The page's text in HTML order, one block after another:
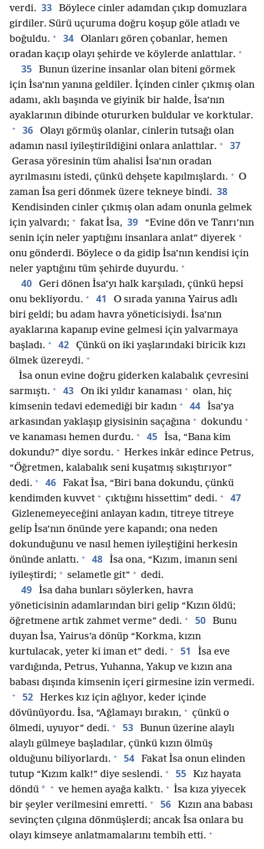
verdi. 33
Böylece cinler adamdan çıkıp domuzlara
girdiler. Sürü uçuruma doğru koşup göle atladı ve
boğuldu. + 34
Olanları gören çobanlar, hemen
oradan kaçıp olayı şehirde ve köylerde anlattılar. +
35
Bunun üzerine insanlar olan biteni görmek
için İsa’nın yanına geldiler. İçinden cinler çıkmış olan
adamı, aklı başında ve giyinik bir halde, İsa’nın
ayaklarının dibinde otururken buldular ve korktular.
+ 36
Olayı görmüş olanlar, cinlerin tutsağı olan
adamın nasıl iyileştirildiğini onlara anlattılar. + 37
Gerasa yöresinin tüm ahalisi İsa’nın oradan
ayrılmasını istedi, çünkü dehşete kapılmışlardı. + O
zaman İsa geri dönmek üzere tekneye bindi. 38
Kendisinden cinler çıkmış olan adam onunla gelmek
için yalvardı; + fakat İsa, 39
“Evine dön ve Tanrı’nın
senin için neler yaptığını insanlara anlat” diyerek +
onu gönderdi. Böylece o da gidip İsa’nın kendisi için
neler yaptığını tüm şehirde duyurdu. +
40
Geri dönen İsa’yı halk karşıladı, çünkü hepsi
onu bekliyordu. + 41
O sırada yanına Yairus adlı
biri geldi; bu adam havra yöneticisiydi. İsa’nın
ayaklarına kapanıp evine gelmesi için yalvarmaya
başladı. + 42
Çünkü on iki yaşlarındaki biricik kızı
ölmek üzereydi. +
İsa onun evine doğru giderken kalabalık çevresini
sarmıştı. + 43 On iki yıldır kanaması + olan, hiç
kimsenin tedavi edemediği bir kadın + 44
İsa’ya
arkasından yaklaşıp giysisinin saçağına + dokundu +
ve kanaması hemen durdu. + 45
İsa, “Bana kim
dokundu?” diye sordu. + Herkes inkâr edince Petrus,
“Öğretmen, kalabalık seni kuşatmış sıkıştırıyor”
dedi. + 46
Fakat İsa, “Biri bana dokundu, çünkü
kendimden kuvvet + çıktığını hissettim” dedi. + 47
Gizlenemeyeceğini anlayan kadın, titreye titreye
gelip İsa’nın önünde yere kapandı; ona neden
dokunduğunu ve nasıl hemen iyileştiğini herkesin
önünde anlattı. + 48
İsa ona, “Kızım, imanın seni
iyileştirdi; + selametle git” + dedi.
49
İsa daha bunları söylerken, havra
yöneticisinin adamlarından biri gelip “Kızın öldü;
öğretmene artık zahmet verme” dedi. + 50
Bunu
duyan İsa, Yairus’a dönüp “Korkma, kızın
kurtulacak, yeter ki iman et” dedi. + 51
İsa eve
vardığında, Petrus, Yuhanna, Yakup ve kızın ana
babası dışında kimsenin içeri girmesine izin vermedi.
+ 52
Herkes kız için ağlıyor, keder içinde
dövünüyordu. İsa, “Ağlamayı bırakın, + çünkü o
ölmedi, uyuyor” dedi. + 53
Bunun üzerine alaylı
alaylı gülmeye başladılar, çünkü kızın ölmüş
olduğunu biliyorlardı. + 54
Fakat İsa onun elinden
tutup “Kızım kalk!” diye seslendi. + 55
Kız hayata
döndü * + ve hemen ayağa kalktı. + İsa kıza yiyecek
bir şeyler verilmesini emretti. + 56
Kızın ana babası
sevinçten çılgına dönmüşlerdi; ancak İsa onlara bu
olayı kimseye anlatmamalarını tembih etti. +